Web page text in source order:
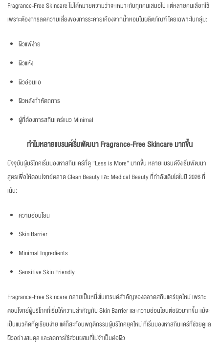
Fragrance-Free Skincare ไม่ได้หมายความว่าจะเหมาะกับทุกคนเสมอไป แต่หลายคนเลือกใช้
เพราะต้องการลดความเสี่ยงของการระคายเคืองจากน้ำหอมในผลิตภัณฑ์ โดยเฉพาะในกลุ่ม:
ผิวแพ้ง่าย
ผิวแห้ง
ผิวอ่อนแอ
ผิวหลังทำหัตถการ
ผู้ที่ต้องการสกินแคร์แนว Minimal
ทำไมหลายแบรนด์เริ่มพัฒนาFragrance-Free Skincare มากขึ้น
ปัจจุบันผู้บริโภคเริ่มมองหาสกินแคร์ที่ดู “Less is More” มากขึ้น หลายแบรนด์จึงเริ่มพัฒนา
สูตรเพื่อให้ตอบโจทย์ตลาด Clean Beauty และ Medical Beauty ที่กำลังเติบโตในปี 2026 ที่
เน้น:
ความอ่อนโยน
Skin Barrier
Minimal Ingredients
Sensitive Skin Friendly
Fragrance-Free Skincare กลายเป็นหนึ่งในเทรนด์สำคัญของตลาดสกินแคร์ยุคใหม่ เพราะ
ตอบโจทย์ผู้บริโภคที่เริ่มให้ความสำคัญกับ Skin Barrier และความอ่อนโยนต่อผิวมากขึ้น แม้จะ
เป็นแนวคิดที่ดูเรียบง่าย แต่ก็สะท้อนพฤติกรรมผู้บริโภคยุคใหม่ ที่เริ่มมองหาสกินแคร์ที่ช่วยดูแล
ผิวอย่างสมดุล และลดการใช้ส่วนผสมที่ไม่จำเป็นต่อผิว